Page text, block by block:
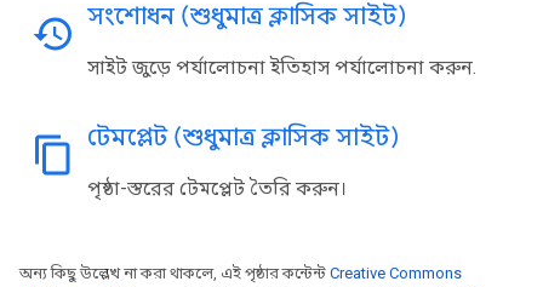
history সংশোধন (শুধুমাত্র ক্লাসিক সাইট)
সাইট জুড়ে পর্যালোচনা ইতিহাস পর্যালোচনা করুন.
content_copy টেমপ্লেট (শুধুমাত্র ক্লাসিক সাইট)
পৃষ্ঠা-স্তরের টেমপ্লেট তৈরি করুন।
অন্য কিছু উল্লেখ না করা থাকলে, এই পৃষ্ঠার কন্টেন্ট Creative Commons